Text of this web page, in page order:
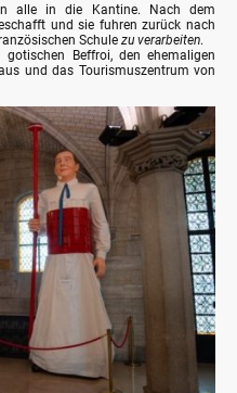
alle in die Kantine. Nach dem
und sie fuhren zurück nach
Schule zu verarbeiten.
Beffroi, den ehemaligen
und das Tourismuszentrum von